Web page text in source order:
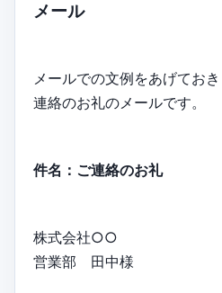
メール
メールでの文例をあげておき
連絡のお礼のメールです。
件名：ご連絡のお礼
株式会社○○
営業部 田中様